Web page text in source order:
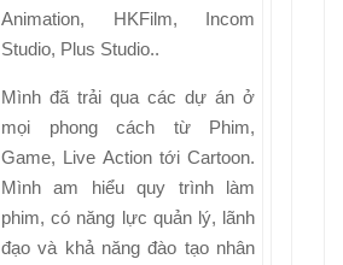
Animation, HKFilm, Incom
Studio, Plus Studio..
Mình đã trải qua các dự án ở
mọi phong cách từ Phim,
Game, Live Action tới Cartoon.
Mình am hiểu quy trình làm
phim, có năng lực quản lý, lãnh
đạo và khả năng đào tạo nhân